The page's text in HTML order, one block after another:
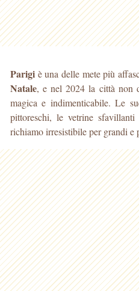
Parigi è una delle mete più
Natale, e nel 2024 la città non
magica e indimenticabile. Le
pittoreschi, le vetrine
richiamo irresistibile per grandi e